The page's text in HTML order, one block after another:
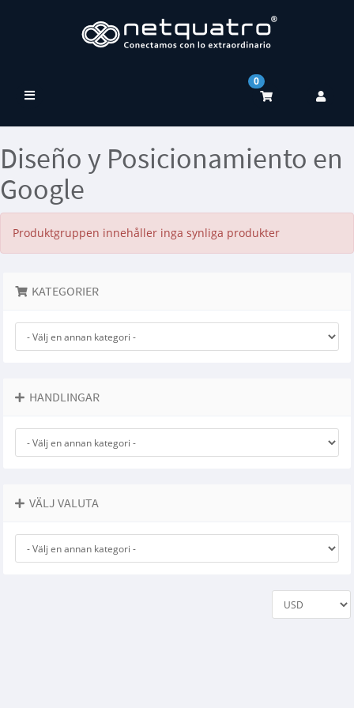
Växla
0
Diseño y Posicionamiento en
Google
Produktgruppen innehåller inga synliga produkter
KATEGORIER
HANDLINGAR
VÄLJ VALUTA